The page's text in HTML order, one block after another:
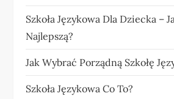
Szkoła Językowa Dla Dziecka –
Najlepszą?
Jak Wybrać Porządną Szkołę
Szkoła Językowa Co To?